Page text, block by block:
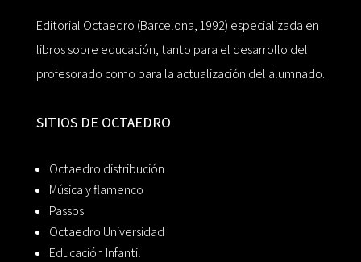
Editorial Octaedro (Barcelona, 1992) especializada en
libros sobre educación, tanto para el desarrollo del
profesorado como para la actualización del alumnado.
SITIOS DE OCTAEDRO
Octaedro distribución
Música y flamenco
Passos
Octaedro Universidad
Educación Infantil